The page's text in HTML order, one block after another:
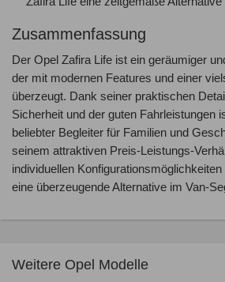
Weitere Opel Modelle
Zusammenfassung
Der Opel Zafira Life ist ein geräumiger
der mit modernen Features und einer
überzeugt. Dank seiner praktischen
Sicherheit und der guten Fahrleistungen
beliebter Begleiter für Familien und
seinem attraktiven Preis-Leistungs-
individuellen
eine überzeugende Alternative im Van-